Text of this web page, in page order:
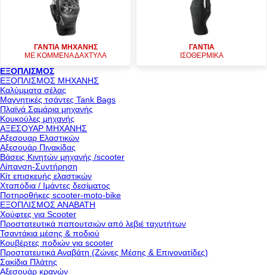
ΓΑΝΤΙΑ ΜΗΧΑΝΗΣ
ΜΕ ΚΟΜΜΕΝΑ ΔΑΧΤΥΛΑ
ΓΑΝΤΙΑ
ΙΣΟΘΕΡΜΙΚΑ
ΕΞΟΠΛΙΣΜΟΣ
ΕΞΟΠΛΙΣΜΟΣ ΜΗΧΑΝΗΣ
Καλύμματα σέλας
Μαγνητικές τσάντες Tank Bags
Πλαϊνά Σαμάρια μηχανής
Κουκούλες μηχανής
ΑΞΕΣΟΥΑΡ ΜΗΧΑΝΗΣ
Αξεσουαρ Ελαστικών
Αξεσουάρ Πινακίδας
Βάσεις Κινητών μηχανής /scooter
Λίπανση-Συντήρηση
Κίτ επισκευής ελαστικών
Χταπόδια / Ιμάντες δεσίματος
Ποτηροθήκες scooter-moto-bike
ΕΞΟΠΛΙΣΜΟΣ ΑΝΑΒΑΤΗ
Χούφτες για Scooter
Προστατευτικά παπουτσιών από λεβιέ ταχυτήτων
Τσαντάκια μέσης & ποδιού
Κουβέρτες ποδιών για scooter
Προστατευτικά Αναβάτη (Ζώνες Μέσης & Επιγονατίδες)
Σακίδια Πλάτης
Αξεσουάρ κρανών